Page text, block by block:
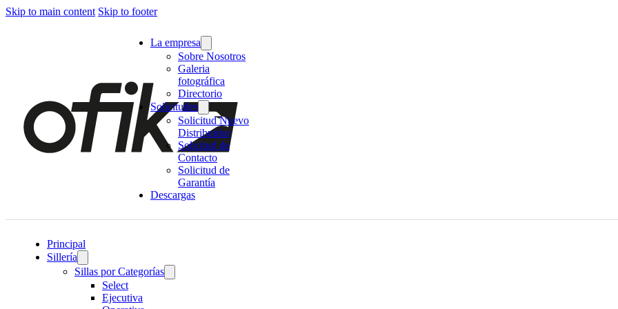
Skip to main content Skip to footer
La empresa
Sobre Nosotros
Galeria
fotográfica
Directorio
Solicitudes
Solicitud Nuevo
Distribuidor
Solicitud de
Contacto
Solicitud de
Garantía
Descargas
Principal
Sillería
Sillas por Categorías
Select
Ejecutiva